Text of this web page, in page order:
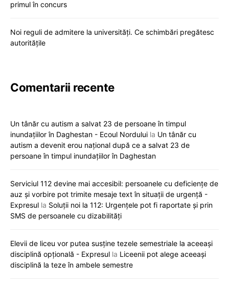
primul în concurs
Noi reguli de admitere la universități. Ce schimbări pregătesc
autoritățile
Comentarii recente
Un tânăr cu autism a salvat 23 de persoane în timpul
inundațiilor în Daghestan - Ecoul Nordului la Un tânăr cu
autism a devenit erou național după ce a salvat 23 de
persoane în timpul inundațiilor în Daghestan
Serviciul 112 devine mai accesibil: persoanele cu deficiențe de
auz și vorbire pot trimite mesaje text în situații de urgență -
Expresul la Soluții noi la 112: Urgențele pot fi raportate și prin
SMS de persoanele cu dizabilități
Elevii de liceu vor putea susține tezele semestriale la aceeași
disciplină opțională - Expresul la Liceenii pot alege aceeași
disciplină la teze în ambele semestre